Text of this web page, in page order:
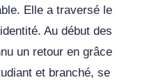
Elle a traversé le
Au début des
un retour en grâce
et branché, se